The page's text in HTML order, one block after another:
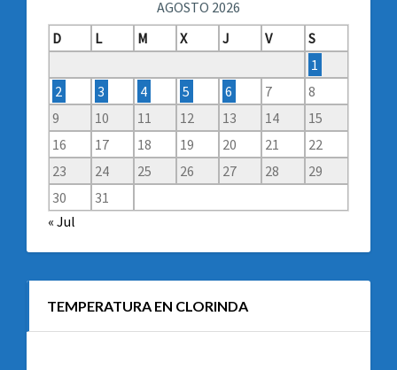
AGOSTO 2026
D
L M X J V
S
1
2
3 4 5 6 7
8
9
10 11 12 13 14
15
16
17 18 19 20 21
22
23
24 25 26 27 28
29
30
31
« Jul
TEMPERATURA EN CLORINDA